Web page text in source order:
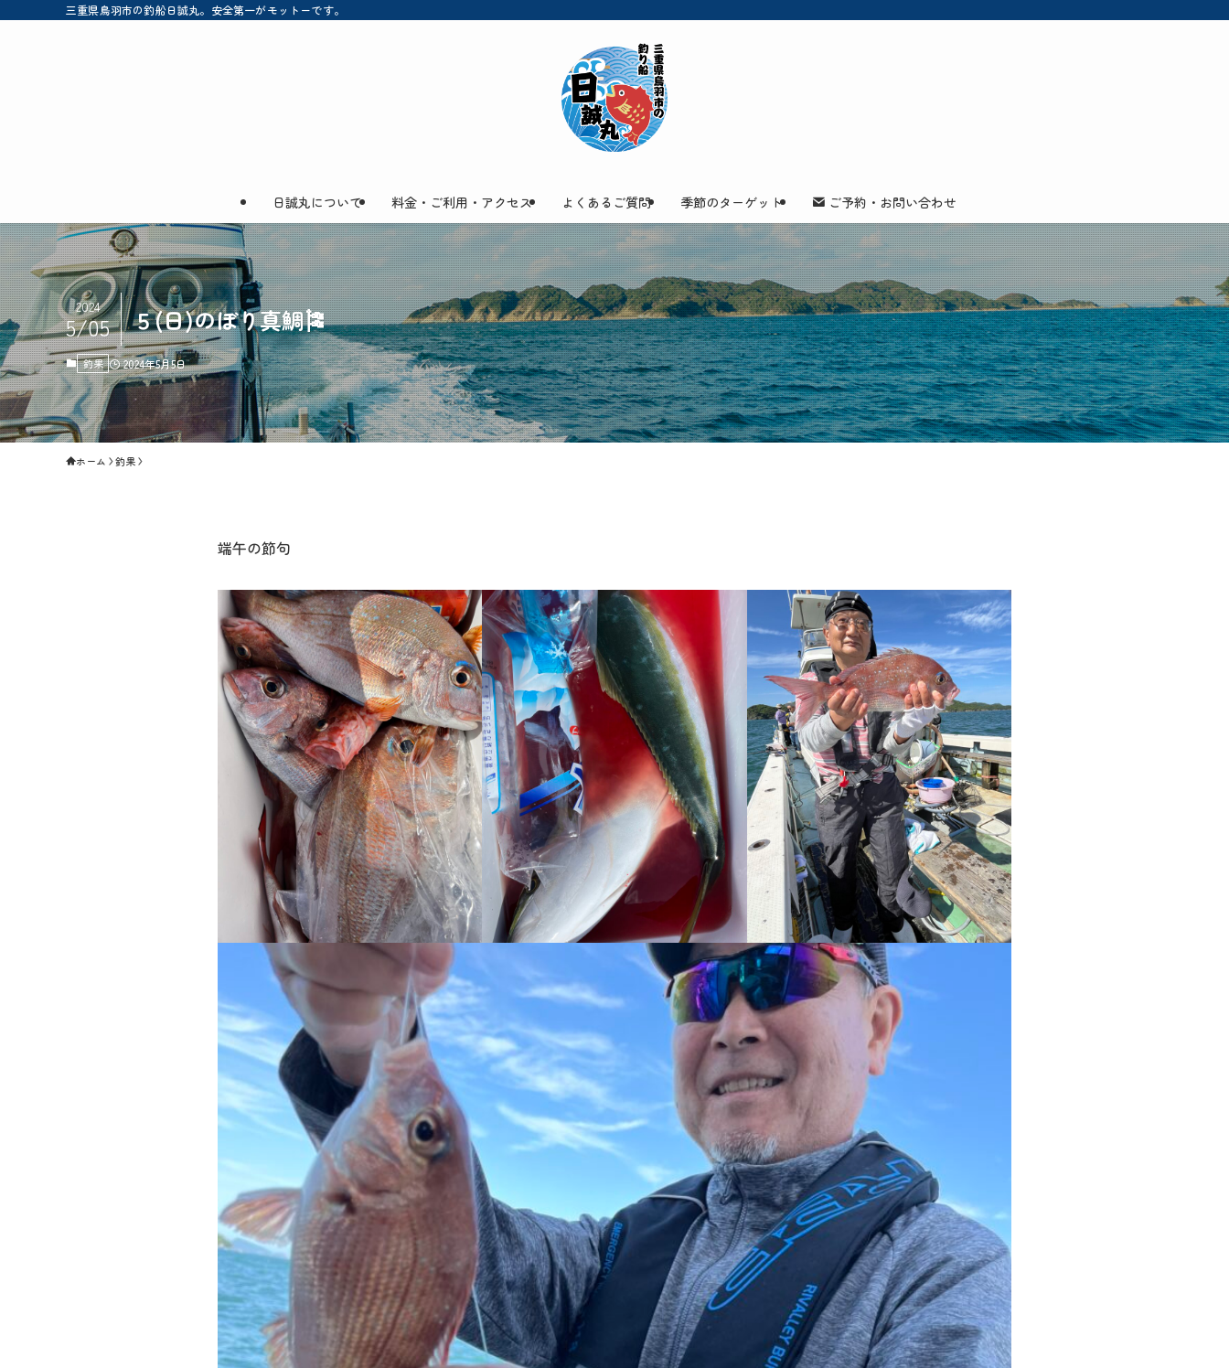
三重県鳥羽市の釣船日誠丸。安全第一がモットーです。
日誠丸について 料金・ご利用・アクセス よくあるご質問 季節のターゲット ご予約・お問い合わせ
５(日)のぼり真鯛🎏
2024
5/05
釣果 2024年5月5日
ホーム 釣果
端午の節句